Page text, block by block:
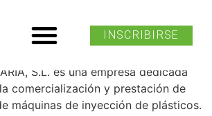
INSCRIBIRSE
de calidad
S.L. es una empresa dedicada
comercialización y prestación de
máquinas de inyección de plásticos.